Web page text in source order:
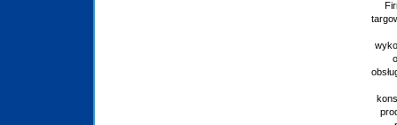
targowych w Polsce. W asortymencie posiadamy przyrządzenie stoisk targowych
obsługując firmy oraz organizacje państwowe. Dzięki ogromnej wprawie, jesteśmy